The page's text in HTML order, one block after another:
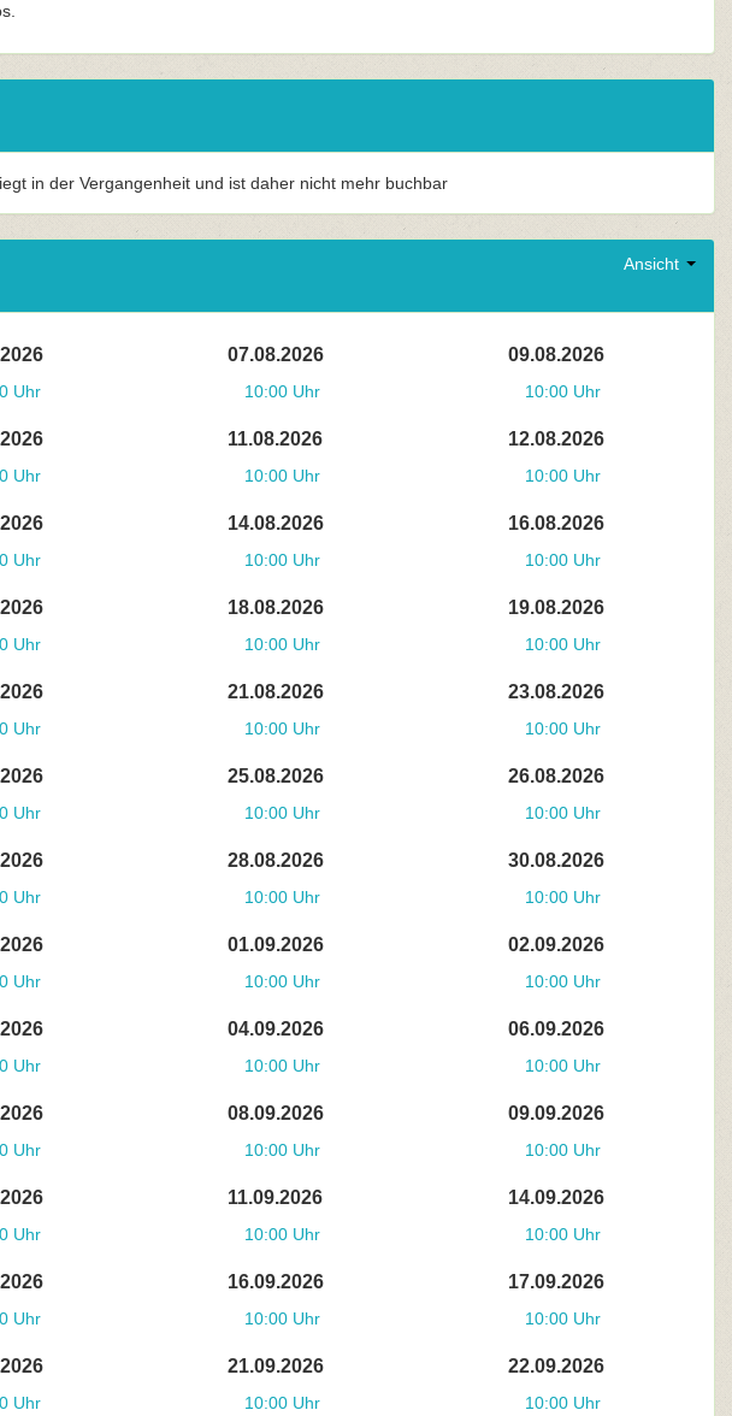
in der Vergangenheit und ist daher nicht mehr buchbar
Ansicht
Uhr
07.08.2026
10:00 Uhr
09.08.2026
10:00 Uhr
Uhr
11.08.2026
10:00 Uhr
12.08.2026
10:00 Uhr
Uhr
14.08.2026
10:00 Uhr
16.08.2026
10:00 Uhr
Uhr
18.08.2026
10:00 Uhr
19.08.2026
10:00 Uhr
Uhr
21.08.2026
10:00 Uhr
23.08.2026
10:00 Uhr
Uhr
25.08.2026
10:00 Uhr
26.08.2026
10:00 Uhr
Uhr
28.08.2026
10:00 Uhr
30.08.2026
10:00 Uhr
Uhr
01.09.2026
10:00 Uhr
02.09.2026
10:00 Uhr
Uhr
04.09.2026
10:00 Uhr
06.09.2026
10:00 Uhr
Uhr
08.09.2026
10:00 Uhr
09.09.2026
10:00 Uhr
Uhr
11.09.2026
10:00 Uhr
14.09.2026
10:00 Uhr
Uhr
16.09.2026
10:00 Uhr
17.09.2026
10:00 Uhr
Uhr
21.09.2026
10:00 Uhr
22.09.2026
10:00 Uhr